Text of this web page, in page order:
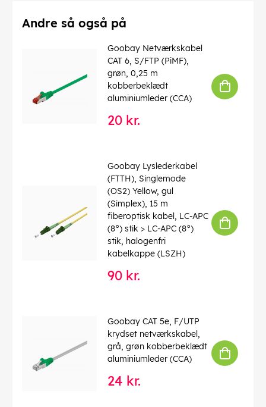
chemical substance: Pb
Kink beskyttelse: ja
: Simplex-kabel
: Glass Fibre G.657.A2
LSZH overensstemmelse: ja
4040849596452
EAN:
Andre så også på
Goobay Netværkskabel
CAT 6, S/FTP (PiMF),
grøn, 0,25 m
kobberbeklædt
aluminiumleder (CCA)
20 kr.
Goobay Lyslederkabel
(FTTH), Singlemode
(OS2) Yellow, gul
(Simplex), 15 m
fiberoptisk kabel, LC-APC
(8°) stik > LC-APC (8°)
stik, halogenfri
kabelkappe (LSZH)
90 kr.
Goobay CAT 5e, F/UTP
krydset netværkskabel,
grå, grøn kobberbeklædt
aluminiumleder (CCA)
24 kr.